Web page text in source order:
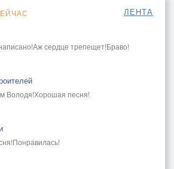
ЛЕНТА
сердце трепещет!Браво!
Володя!Хорошая песня!